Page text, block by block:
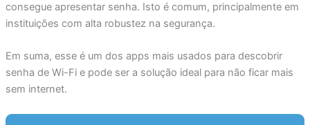
consegue apresentar senha. Isto é comum, principalmente em
instituições com alta robustez na segurança.
Em suma, esse é um dos apps mais usados para descobrir
senha de Wi-Fi e pode ser a solução ideal para não ficar mais
sem internet.